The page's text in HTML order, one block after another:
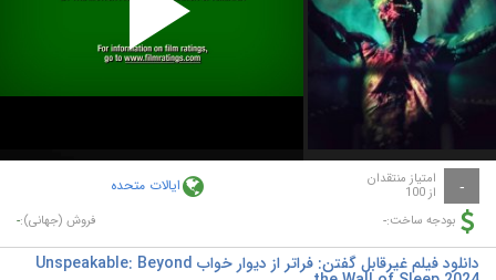
Play
Video
- امتیاز منتقدان
از 100 ایالات متحده
بودجه ساخت:- فروش (جهانی):-
دانلود فیلم غیرقابل گفتن: فراتر از دیوار خواب Unspeakable: Beyond